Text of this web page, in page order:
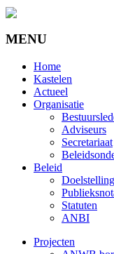
MENU
Home
Kastelen
Actueel
Organisatie
Adviseurs
Secretariaat
Beleid
Doelstelling
Statuten
ANBI
Projecten